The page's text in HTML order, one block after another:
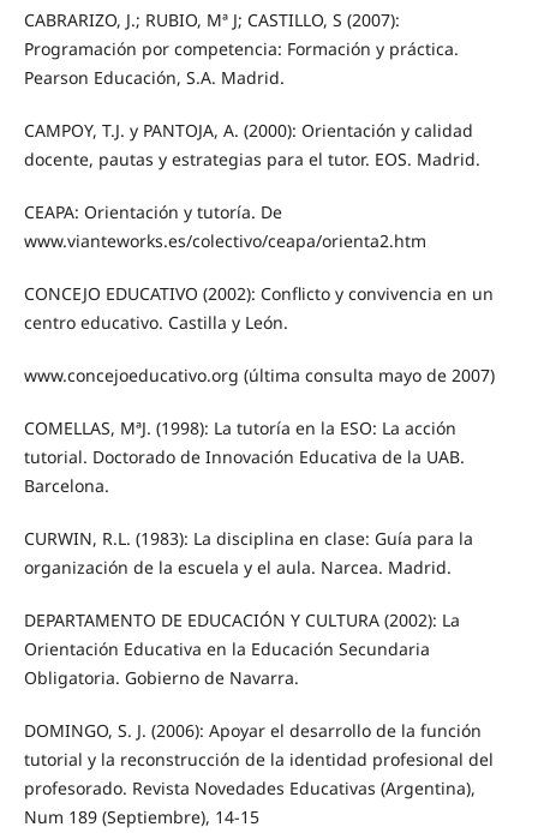
CABRARIZO, J.; RUBIO, Mª J; CASTILLO, S (2007):
Programación por competencia: Formación y práctica.
Pearson Educación, S.A. Madrid.
CAMPOY, T.J. y PANTOJA, A. (2000): Orientación y calidad
docente, pautas y estrategias para el tutor. EOS. Madrid.
CEAPA: Orientación y tutoría. De
www.vianteworks.es/colectivo/ceapa/orienta2.htm
CONCEJO EDUCATIVO (2002): Conflicto y convivencia en un
centro educativo. Castilla y León.
www.concejoeducativo.org (última consulta mayo de 2007)
COMELLAS, MªJ. (1998): La tutoría en la ESO: La acción
tutorial. Doctorado de Innovación Educativa de la UAB.
Barcelona.
CURWIN, R.L. (1983): La disciplina en clase: Guía para la
organización de la escuela y el aula. Narcea. Madrid.
DEPARTAMENTO DE EDUCACIÓN Y CULTURA (2002): La
Orientación Educativa en la Educación Secundaria
Obligatoria. Gobierno de Navarra.
DOMINGO, S. J. (2006): Apoyar el desarrollo de la función
tutorial y la reconstrucción de la identidad profesional del
profesorado. Revista Novedades Educativas (Argentina),
Num 189 (Septiembre), 14-15